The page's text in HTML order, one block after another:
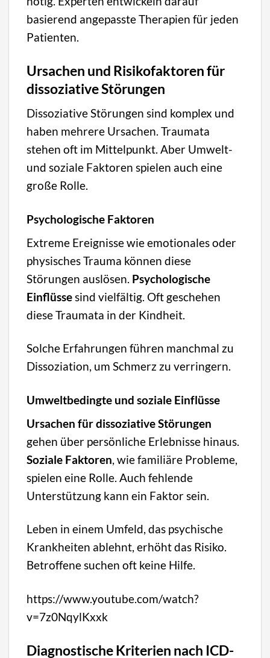
basierend angepasste Therapien für jeden
Patienten.
Ursachen und Risikofaktoren für
dissoziative Störungen
Dissoziative Störungen sind komplex und
haben mehrere Ursachen. Traumata
stehen oft im Mittelpunkt. Aber Umwelt-
und soziale Faktoren spielen auch eine
große Rolle.
Psychologische Faktoren
Extreme Ereignisse wie emotionales oder
physisches Trauma können diese
Störungen auslösen. Psychologische
Einflüssesind vielfältig. Oft geschehen
diese Traumata in der Kindheit.
Solche Erfahrungen führen manchmal zu
Dissoziation, um Schmerz zu verringern.
Umweltbedingte und soziale Einflüsse
Ursachen für dissoziative Störungen
gehen über persönliche Erlebnisse hinaus.
Soziale Faktoren, wie familiäre Probleme,
spielen eine Rolle. Auch fehlende
Unterstützung kann ein Faktor sein.
Leben in einem Umfeld, das psychische
Krankheiten ablehnt, erhöht das Risiko.
Betroffene suchen oft keine Hilfe.
https://www.youtube.com/watch?
v=7z0NqylKxxk
Diagnostische Kriterien nach ICD-